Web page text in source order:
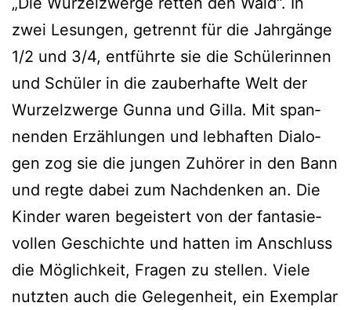
zwei Lesun­gen, getrennt für die Jahr­gän­ge
1/2 und 3/4, ent­führ­te sie die Schü­le­rin­nen
und Schü­ler in die zau­ber­haf­te Welt der
Wur­zel­zwer­ge Gun­na und Gil­la. Mit span­
nen­den Erzäh­lun­gen und leb­haf­ten Dia­lo­
gen zog sie die jun­gen Zuhö­rer in den Bann
und reg­te dabei zum Nach­den­ken an. Die
Kin­der waren begeis­tert von der fan­ta­sie­
vol­len Geschich­te und hat­ten im Anschluss
die Mög­lich­keit, Fra­gen zu stel­len. Vie­le
nutz­ten auch die Gele­gen­heit, ein Exem­plar